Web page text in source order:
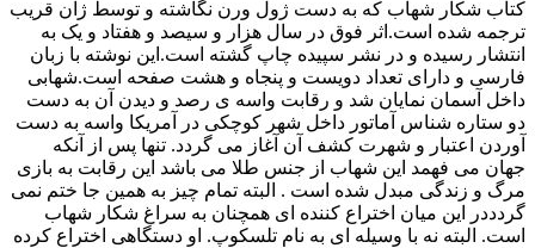
کتاب شکار شهاب که به دست ژول ورن نگاشته و توسط ژان قریب
ترجمه شده است.اثر فوق در سال هزار و سیصد و هفتاد و یک به
انتشار رسیده و در نشر سپیده چاپ گشته است.این نوشته با زبان
فارسی و دارای تعداد دویست و پنجاه و هشت صفحه است.شهابی
داخل آسمان نمایان شد و رقابت واسه ی رصد و دیدن آن به دست
دو ستاره شناس آماتور داخل شهر کوچکی در آمریکا واسه به دست
آوردن اعتبار و شهرت کشف آن آغاز می گردد. تنها پس از آنکه
جهان می فهمد این شهاب از جنس طلا می باشد این رقابت به بازی
مرگ و زندگی مبدل شده است . البته تمام چیز به همین جا ختم نمی
گردددر این میان اختراع کننده ای همچنان به سراغ شکار شهاب
است. البته نه با وسیله ای به نام تلسکوپ. او دستگاهی اختراع کرده